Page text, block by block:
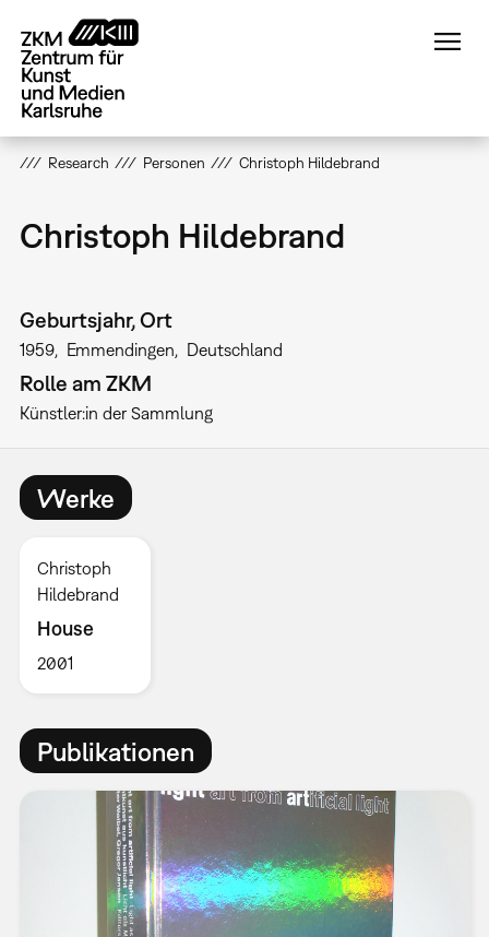
zum
Inhalt
Research Personen Christoph Hildebrand
Christoph Hildebrand
Geburtsjahr, Ort
1959 Emmendingen Deutschland
Rolle am ZKM
Künstler:in der Sammlung
Werke
Christoph
Hildebrand
House
2001
Publikationen